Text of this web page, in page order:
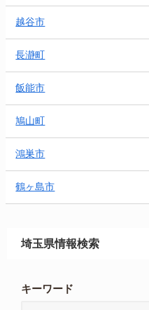
越谷市
長瀞町
飯能市
鳩山町
鴻巣市
鶴ヶ島市
埼玉県情報検索
キーワード